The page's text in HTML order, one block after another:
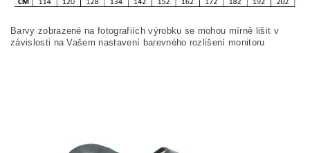
Barvy zobrazené na fotografiích výrobku se mohou mírně lišit v
závislosti na Vašem nastavení barevného rozlišení monitoru